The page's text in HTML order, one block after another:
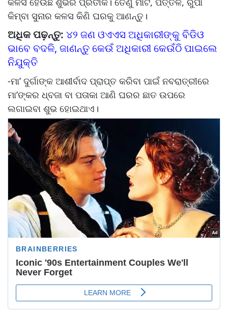
କିମ୍ବା ସୁନାର କଳସ କିଣି ଘରକୁ ଆଣନ୍ତୁ।
ଅଧିକ ପଢ଼ନ୍ତୁ: ୪୨ ଜଣ ଓଏଏସ ଅଧିକାରୀଙ୍କୁ ବିଡିଓ
ଭାବେ ବଦଳି, ଜାଣନ୍ତୁ କେଉଁ ଅଧିକାରୀ କେଉଁଠି ପାଇଲେ
ନିଯୁକ୍ତି
-ମା’ ଦୁର୍ଗାଙ୍କ ଆଶୀର୍ବାଦ ପ୍ରାପ୍ତ କରିବା ପାଇଁ ନବରାତ୍ରୀରେ
ମା’ଙ୍କର ଧ୍ବଜା ବା ପତାକା ଆଣି ଘରର ଛାତ ଉପରେ
ଲଗାଇବା ଶୁଭ ହୋଇଥାଏ।